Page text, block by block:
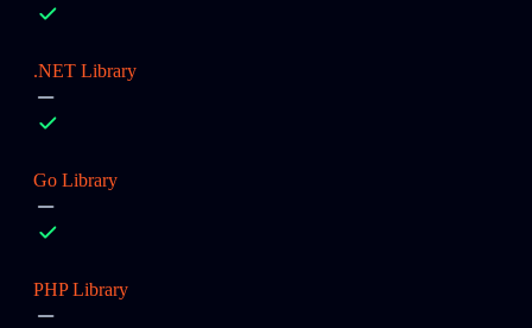
.NET Library
Go Library
PHP Library